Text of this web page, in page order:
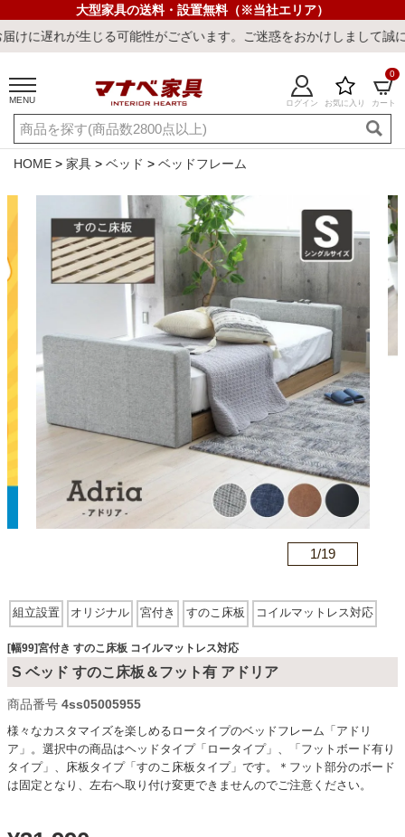
大型家具の送料・設置無料（※当社エリア）
性がございます。ご迷惑をおかけしまして誠に申し訳ございません
MENU ログイン お気に入り カート
0
ご利用ガイド 新規会員登録
店舗一覧 閲覧履歴
キーワード・商品番号で探す
最短発送 冷感ラグ 冷感寝具 ワークデスク ウィルトンラ
ダイニングテーブル・セット
椅子・チェア
食器棚・キッチン収納
HOME 家具 ベッド ベッドフレーム
1/19
組立設置 オリジナル 宮付き すのこ床板 コイルマットレス対応
[幅99]宮付き すのこ床板 コイルマットレス対応
S ベッド すのこ床板＆フット有 アドリア
商品番号 4ss05005955
様々なカスタマイズを楽しめるロータイプのベッドフレーム「アドリ
ア」。選択中の商品はヘッドタイプ「ロータイプ」、「フットボード有り
タイプ」、床板タイプ「すのこ床板タイプ」です。＊フット部分のボード
は固定となり、左右へ取り付け変更できませんのでご注意ください。